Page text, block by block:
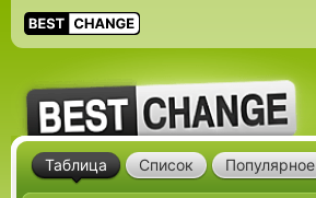
Таблица Список Популярное